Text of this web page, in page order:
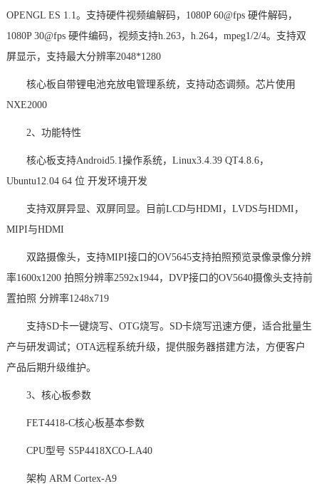
OPENGL ES 1.1。支持硬件视频编解码，1080P 60@fps 硬件解码，
1080P 30@fps 硬件编码，视频支持h.263，h.264，mpeg1/2/4。支持双
屏显示，支持最大分辨率2048*1280
核心板自带锂电池充放电管理系统，支持动态调频。 芯片使用
NXE2000
2、功能特性
核心板支持Android5.1操作系统，Linux3.4.39 QT4.8.6，
Ubuntu12.04 64 位 开发环境开发
支持双屏异显、双屏同显。目前LCD与HDMI，LVDS与HDMI，
MIPI与HDMI
双路摄像头，支持MIPI接口的OV5645支持拍照预览录像录像分辨
率1600x1200 拍照分辨率2592x1944，DVP接口的OV5640摄像头支持前
置拍照 分辨率1248x719
支持SD卡一键烧写、OTG烧写。SD卡烧写迅速方便，适合批量生
产与研发调试； OTA远程系统升级，提供服务器搭建方法，方便客户
产品后期升级维护。
3、核心板参数
FET4418-C核心板基本参数
CPU型号 S5P4418XCO-LA40
架构 ARM Cortex-A9